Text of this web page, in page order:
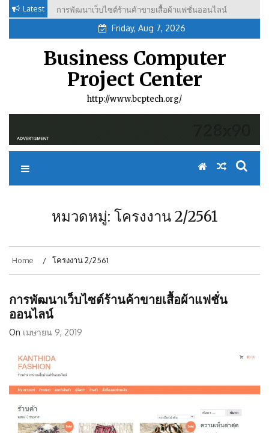
Skip
Latest การพัฒนาเว็บไซต์ร้านค้าขายเสื้อผ้าแฟชั่นออนไลน์
Friday, Aug 7, 2026
Business Computer
Project Center
http://www.bcptech.org/
หมวดหมู่: โครงงาน 2/2561
Home โครงงาน 2/2561
การพัฒนาเว็บไซต์ร้านค้าขายเสื้อผ้าแฟชั่น
ออนไลน์
On เมษายน 9, 2019